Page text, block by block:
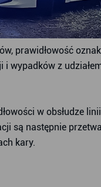
prawidłowość
wypadków z
w obsłudze
są następnie
kary.